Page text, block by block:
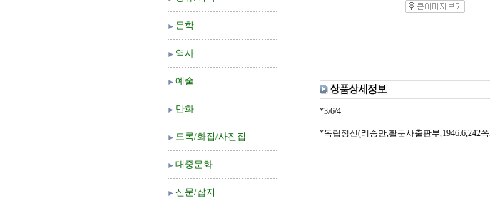
문학
역사
예술
만화
도록/화집/사진집
대중문화
신문/잡지
*3/6/4
*독립정신(리승만,활문사출판부,1946.6,242